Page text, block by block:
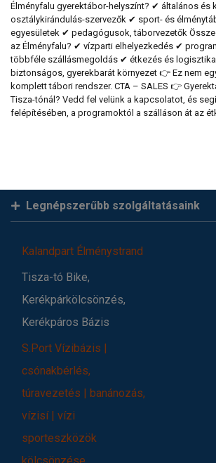
Élményfalu gyerektábor-helyszínt? ✔ általános
osztálykirándulás-szervezők ✔ sport- és
egyesületek ✔ pedagógusok, táborvezetők
az Élményfalu? ✔ vízparti elhelyezkedés ✔
többféle szállásmegoldás ✔ étkezés és
biztonságos, gyerekbarát környezet 👉 Ez nem
komplett tábori rendszer. CTA – SALES 👉
Tisza-tónál? Vedd fel velünk a kapcsolatot, és
felépítésében, a programoktól a szálláson át az
Legnépszerűbb szolgáltatásaink
Kalandpart Élménystrand
Tisza-tó Bike,
Kerékpárkölcsönzés,
Kerékpáros Bázis
S.Port Vízibázis |
csónakbérlés,
túravezetés | banánozás,
vízisí | vízi
sporteszközök